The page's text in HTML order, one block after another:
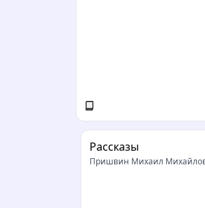
Рассказы
Пришвин Михаил